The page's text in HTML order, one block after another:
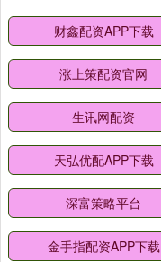
财鑫配资APP下载
涨上策配资官网
生讯网配资
天弘优配APP下载
深富策略平台
金手指配资APP下载